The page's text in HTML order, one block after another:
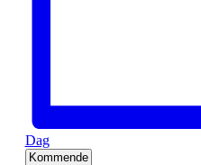
Dag
Kommende Vælg